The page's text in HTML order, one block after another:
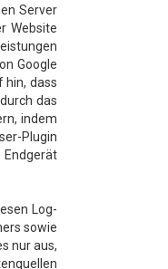
Server
Website
Google
hin, dass
das
indem
Plugin
Log-
sowie
nur aus,